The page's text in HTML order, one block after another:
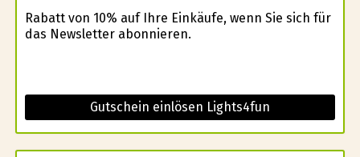
Rabatt von 10% auf Ihre Einkäufe, wenn Sie sich für
das Newsletter abonnieren.
Gutschein einlösen Lights4fun